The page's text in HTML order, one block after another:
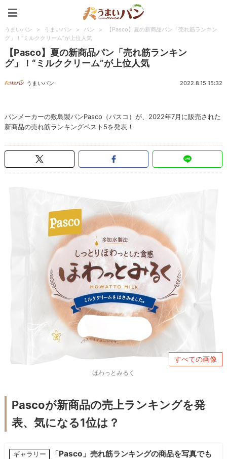
うまいパン > うまいパン > パン >
【Pasco】夏の新商品パン「売れ筋ランキン
グ」！“ミルククリーム”が上位人気
【Pasco】夏の新商品パン「売れ筋ランキン
グ」！“ミルククリーム”が上位人気
うまいパン 2022.8.15 15:32
パンメーカーの敷島製パンPasco（パスコ）が、2022年7月に販売された
新商品の売れ筋ランキングベスト5を発表！
すべての画像
ほわっとみるく
Pascoが新商品の売上ランキングを発
表、気になる1位は？
ギャラリー
「Pasco」売れ筋ランキングの商品を写真でも